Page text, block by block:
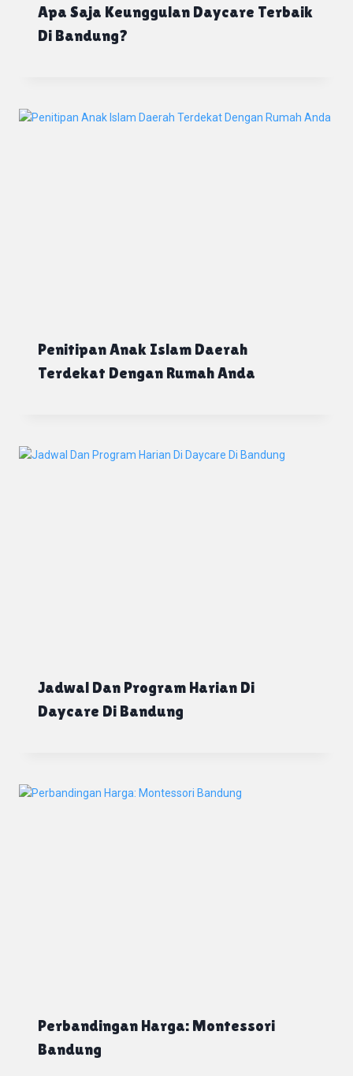
Apa Saja Keunggulan Daycare Terbaik
Di Bandung?
Penitipan Anak Islam Daerah
Terdekat Dengan Rumah Anda
Jadwal Dan Program Harian Di
Daycare Di Bandung
Perbandingan Harga: Montessori
Bandung